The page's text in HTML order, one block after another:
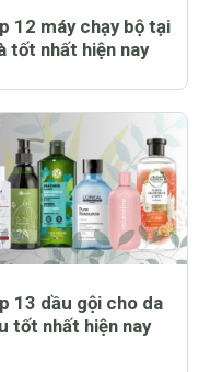
12 máy chạy bộ tại
tốt nhất hiện nay
13 dầu gội cho da
tốt nhất hiện nay